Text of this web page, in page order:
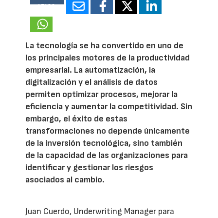
17189
La tecnología se ha convertido en uno de
los principales motores de la productividad
empresarial. La automatización, la
digitalización y el análisis de datos
permiten optimizar procesos, mejorar la
eficiencia y aumentar la competitividad. Sin
embargo, el éxito de estas
transformaciones no depende únicamente
de la inversión tecnológica, sino también
de la capacidad de las organizaciones para
identificar y gestionar los riesgos
asociados al cambio.
Juan Cuerdo, Underwriting Manager para